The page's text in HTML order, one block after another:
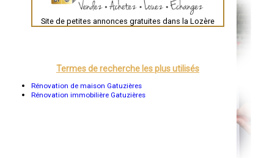
Nîmes
Auch
Dole
Mont-de-Marsan
Site de petites annonces gratuites dans la Lozère
Termes de recherche les plus utilisés
Rénovation de maison Gatuzières
Rénovation immobilière Gatuzières